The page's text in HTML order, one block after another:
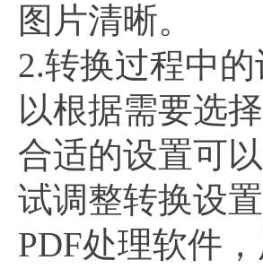
图片清晰。
2.转换过程中
以根据需要选
合适的设置可
试调整转换设
PDF处理软件